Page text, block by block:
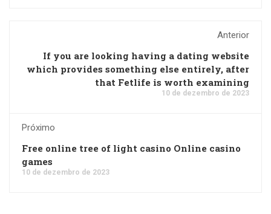
Anterior
If you are looking having a dating website
which provides something else entirely, after
that Fetlife is worth examining
10 de dezembro de 2023
Próximo
Free online tree of light casino Online casino
games
10 de dezembro de 2023